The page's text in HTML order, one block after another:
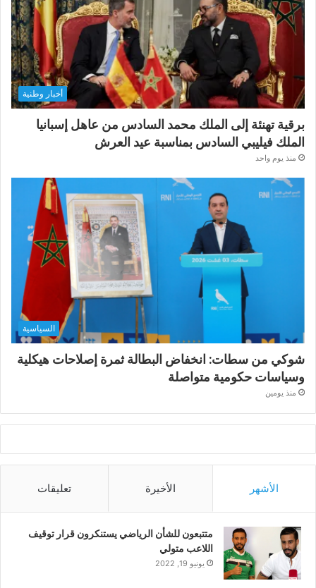
أخبار وطنية
برقية تهنئة إلى الملك محمد السادس من عاهل إسبانيا
الملك فيليبي السادس بمناسبة عيد العرش
منذ يوم واحد
السياسية
شوكي من سطات: انخفاض البطالة ثمرة إصلاحات هيكلية
وسياسات حكومية متواصلة
منذ يومين
الأشهر الأخيرة تعليقات
متتبعون للشأن الرياضي يستنكرون قرار توقيف
اللاعب متولي
يونيو 19, 2022